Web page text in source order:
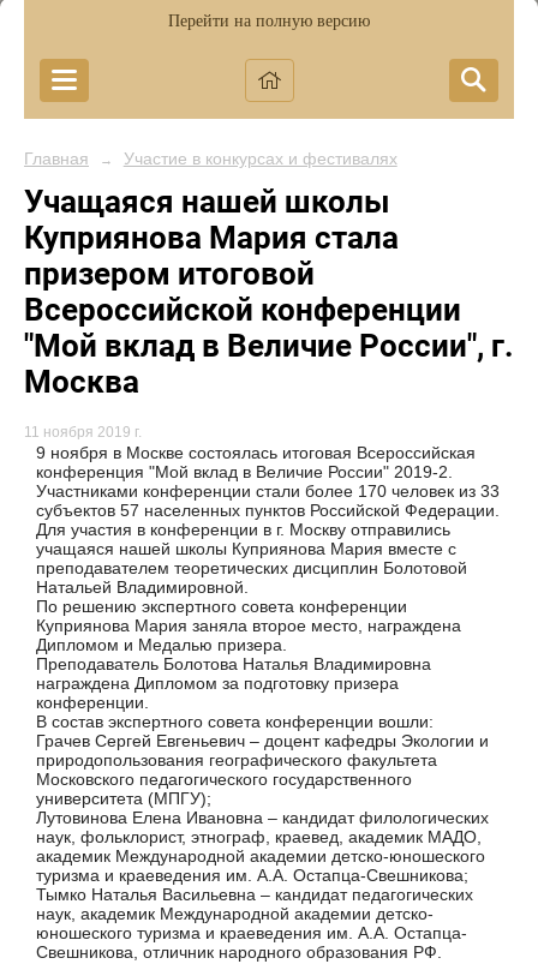
Перейти на полную версию
Главная → Участие в конкурсах и фестивалях
Учащаяся нашей школы
Куприянова Мария стала
призером итоговой
Всероссийской конференции
"Мой вклад в Величие России", г.
Москва
11 ноября 2019 г.
9 ноября в Москве состоялась итоговая Всероссийская
конференция "Мой вклад в Величие России" 2019-2.
Участниками конференции стали более 170 человек из 33
субъектов 57 населенных пунктов Российской Федерации.
Для участия в конференции в г. Москву отправились
учащаяся нашей школы Куприянова Мария вместе с
преподавателем теоретических дисциплин Болотовой
Натальей Владимировной.
По решению экспертного совета конференции
Куприянова Мария заняла второе место, награждена
Дипломом и Медалью призера.
Преподаватель Болотова Наталья Владимировна
награждена Дипломом за подготовку призера
конференции.
В состав экспертного совета конференции вошли:
Грачев Сергей Евгеньевич – доцент кафедры Экологии и
природопользования географического факультета
Московского педагогического государственного
университета (МПГУ);
Лутовинова Елена Ивановна – кандидат филологических
наук, фольклорист, этнограф, краевед, академик МАДО,
академик Международной академии детско-юношеского
туризма и краеведения им. А.А. Остапца-Свешникова;
Тымко Наталья Васильевна – кандидат педагогических
наук, академик Международной академии детско-
юношеского туризма и краеведения им. А.А. Остапца-
Свешникова, отличник народного образования РФ.